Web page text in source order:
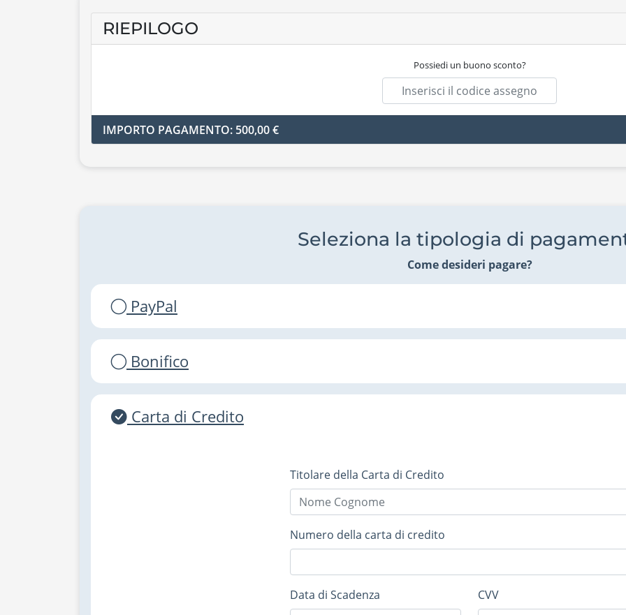
RIEPILOGO
Possiedi un buono sconto?
IMPORTO PAGAMENTO: 500,00 €
Seleziona la tipologia di
Come desideri pagare?
PayPal
Bonifico
Carta di Credito
Titolare della Carta di Credito
Numero della carta di credito
Data di Scadenza CVV